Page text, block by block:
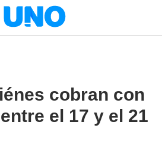
cobran con
el 17 y el 21